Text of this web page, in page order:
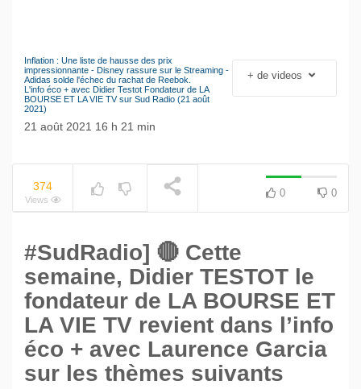
NOW PLAYING
Le séisme industriel
Inflation : Une liste de hausse des prix
impressionnante - Disney rassure sur le Streaming -
Adidas solde l'échec du rachat de Reebok.
L'info éco + avec Didier Testot Fondateur de LA
BOURSE ET LA VIE TV sur Sud Radio (21 août
2021)
21 août 2021 16 h 21 min
+ de videos
374
Views
0 0
#SudRadio] 🔴 Cette
semaine, Didier TESTOT le
fondateur de LA BOURSE ET
LA VIE TV revient dans l’info
éco + avec Laurence Garcia
sur les thèmes suivants